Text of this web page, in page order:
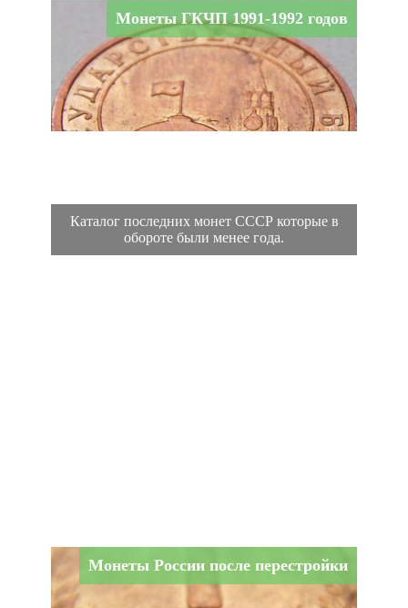
Монеты ГКЧП 1991-1992 годов
Каталог последних монет СССР которые в
обороте были менее года.
Монеты России после перестройки